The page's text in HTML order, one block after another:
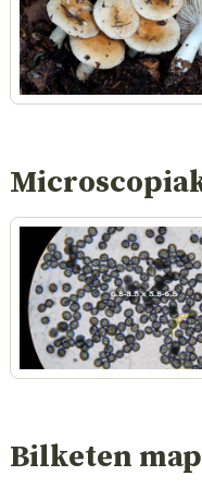
Bilketen